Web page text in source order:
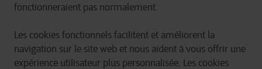
fonctionneraient pas normalement.
Les cookies fonctionnels facilitent et améliorent la
navigation sur le site web et nous aident à vous offrir une
expérience utilisateur plus personnalisée. Les cookies